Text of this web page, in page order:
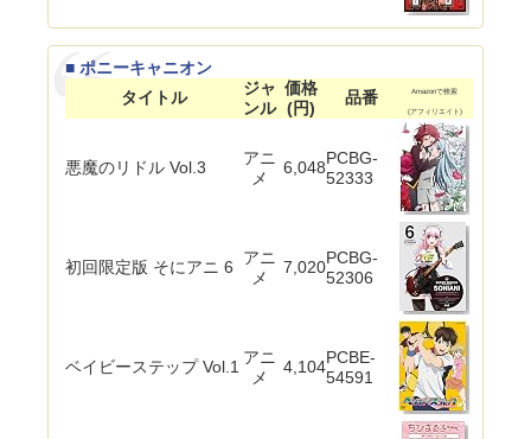
■ ポニーキャニオン
タイトル
ジャ
ンル
価格
(円)
品番 Amazonで検索
(アフィリエイト)
悪魔のリドル Vol.3
アニ
メ
6,048PCBG-
52333
初回限定版 そにアニ 6
アニ
メ
7,020PCBG-
52306
ベイビーステップ Vol.1 アニ
メ
4,104PCBE-
54591